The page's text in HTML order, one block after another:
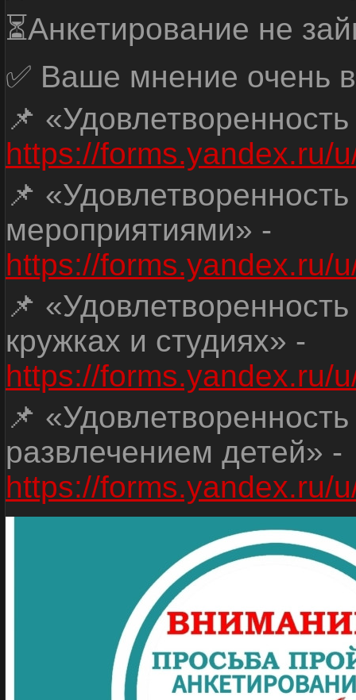
⏳Анкетирование не
✅ Ваше мнение очень
📌
https://forms.yandex.ru/
📌
мероприятиями» -
https://forms.yandex.ru/
📌
кружках и студиях» -
https://forms.yandex.ru/
📌
развлечением детей» -
https://forms.yandex.ru/